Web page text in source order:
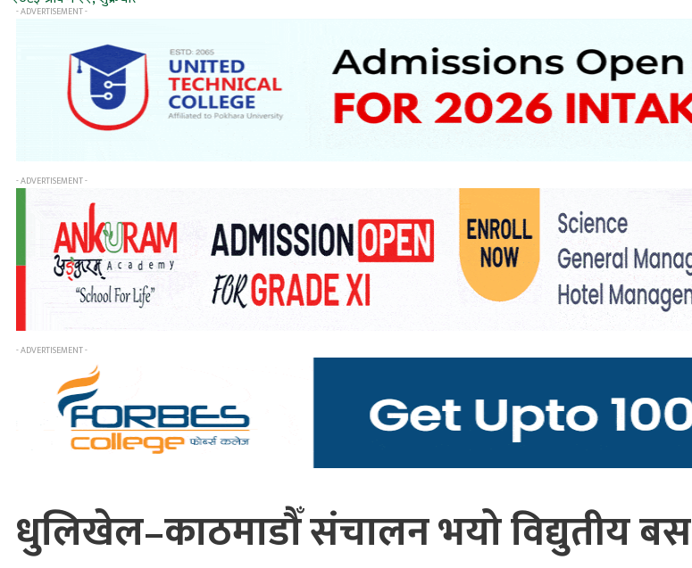
- ADVERTISEMENT -
- ADVERTISEMENT -
- ADVERTISEMENT -
धुलिखेल–काठमाडौँ संचालन भयो विद्युतीय बस